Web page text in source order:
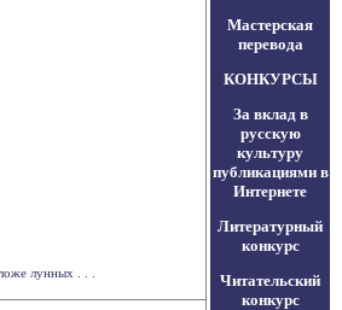
лунных . . .
Мастерская
перевода
КОНКУРСЫ
За вклад в
русскую
культуру
публикациями в
Интернете
Литературный
конкурс
Читательский
конкурс